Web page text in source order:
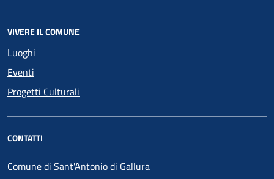
VIVERE IL COMUNE
Luoghi
Eventi
Progetti Culturali
CONTATTI
Comune di Sant'Antonio di Gallura